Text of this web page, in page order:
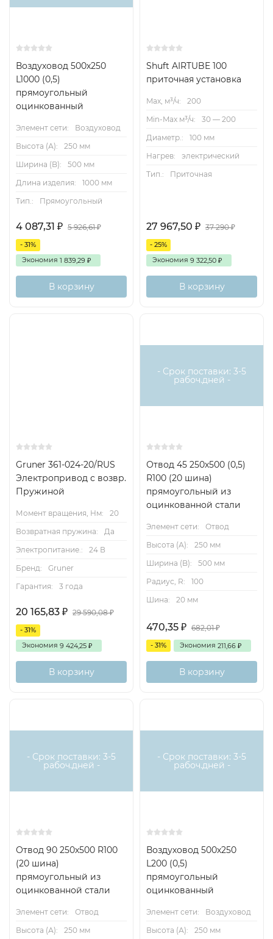
Воздуховод 500х250
L1000 (0,5)
прямоугольный
оцинкованный
Элемент сети:
Воздуховод
Высота (А):
250 мм
Ширина (B):
500 мм
Длина изделия:
1000 мм
Тип.:
Прямоугольный
4 087,31 ₽ 5 926,61₽
- 31%
Экономия 1 839,29 ₽
В корзину
Shuft AIRTUBE 100
приточная установка
Max, м³/ч:
200
Min-Max м³/ч:
30 — 200
Диаметр.:
100 мм
Нагрев:
электрический
Тип.:
Приточная
27 967,50 ₽ 37 290₽
- 25%
Экономия 9 322,50 ₽
В корзину
Gruner 361-024-20/RUS
Электропривод с возвр.
Пружиной
Момент вращения, Нм:
20
Возвратная пружина:
Да
Электропитание.:
24 В
Бренд:
Gruner
Гарантия:
3 года
20 165,83 ₽ 29 590,08₽
- 31%
Экономия 9 424,25 ₽
В корзину
- Срок поставки: 3-5
рабоч.дней -
Отвод 45 250х500 (0,5)
R100 (20 шина)
прямоугольный из
оцинкованной стали
Элемент сети:
Отвод
Высота (А):
250 мм
Ширина (B):
500 мм
Радиус, R:
100
Шина:
20 мм
470,35 ₽ 682,01₽
- 31% Экономия 211,66 ₽
В корзину
- Срок поставки: 3-5
рабоч.дней -
Отвод 90 250х500 R100
(20 шина)
прямоугольный из
оцинкованной стали
Элемент сети:
Отвод
Высота (А):
250 мм
- Срок поставки: 3-5
рабоч.дней -
Воздуховод 500х250
L200 (0,5)
прямоугольный
оцинкованный
Элемент сети:
Воздуховод
Высота (А):
250 мм